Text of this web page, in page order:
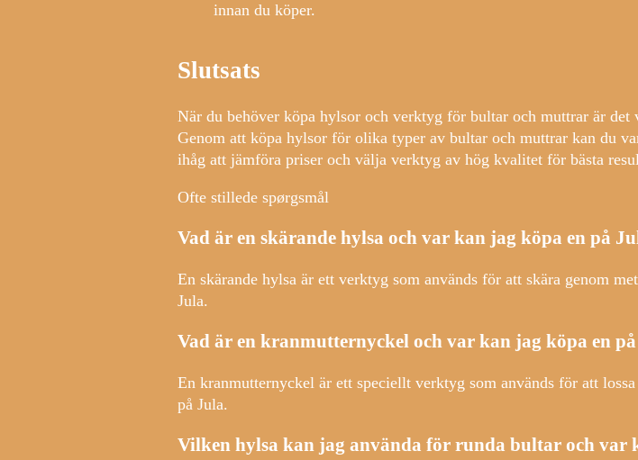
innan du köper.
Slutsats
När du behöver köpa hylsor och verktyg för bultar och muttrar är
Genom att köpa hylsor för olika typer av bultar och muttrar kan du
ihåg att jämföra priser och välja verktyg av hög kvalitet för bästa
Ofte stillede spørgsmål
Vad är en skärande hylsa och var kan jag köpa en på
En skärande hylsa är ett verktyg som används för att skära genom
Jula.
Vad är en kranmutternyckel och var kan jag köpa en
En kranmutternyckel är ett speciellt verktyg som används för att
på Jula.
Vilken hylsa kan jag använda för runda bultar och var